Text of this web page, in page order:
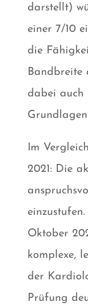
darstellt)
einer 7/10
die
Bandbreite
dabei auch
Im
2021: Die
Oktober
komplexe,
der
Prüfung